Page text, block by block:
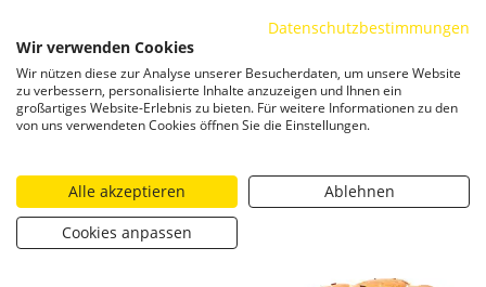
Datenschutzbestimmungen
Wir verwenden Cookies
Wir nützen diese zur Analyse unserer Besucherdaten, um unsere Website
zu verbessern, personalisierte Inhalte anzuzeigen und Ihnen ein
großartiges Website-Erlebnis zu bieten. Für weitere Informationen zu den
von uns verwendeten Cookies öffnen Sie die Einstellungen.
Alle akzeptieren
Ablehnen
Cookies anpassen